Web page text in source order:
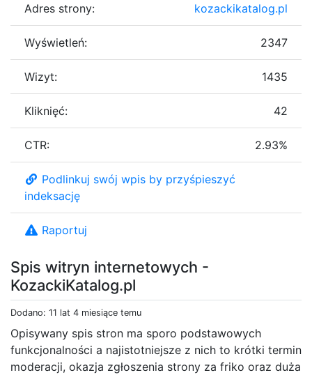
Spis witryn internetowych -
KozackiKatalog.pl
Dodano: 11 lat 4 miesiące temu
Opisywany spis stron ma sporo podstawowych
funkcjonalności a najistotniejsze z nich to krótki termin
moderacji, okazja zgłoszenia strony za friko oraz duża
Adres strony: kozackikatalog.pl
Wyświetleń: 2347
Wizyt: 1435
Kliknięć: 42
CTR: 2.93%
Podlinkuj swój wpis by przyśpieszyć
indeksację
Raportuj